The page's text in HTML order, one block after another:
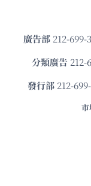
廣告部212-699-
分類廣告 212-
發⾏部 212-